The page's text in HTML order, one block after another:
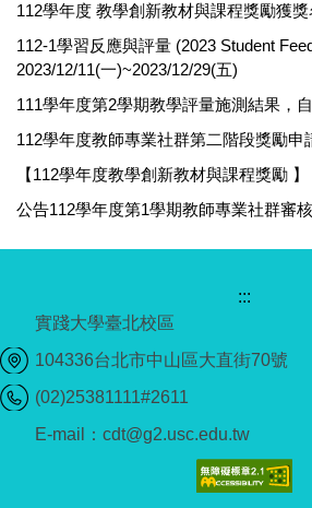
112學年度 教學創新教材與課程獎勵獲
112-1學習反應與評量 (2023 Student
2023/12/11(一)~2023/12/29(五)
111學年度第2學期教學評量施測結果，
112學年度教師專業社群第二階段獎勵申
【112學年度教學創新教材與課程獎勵
公告112學年度第1學期教師專業社群審
:::
實踐大學臺北校區
104336台北市中山區大直街70號
(02)25381111#2611
E-mail：cdt@g2.usc.edu.tw